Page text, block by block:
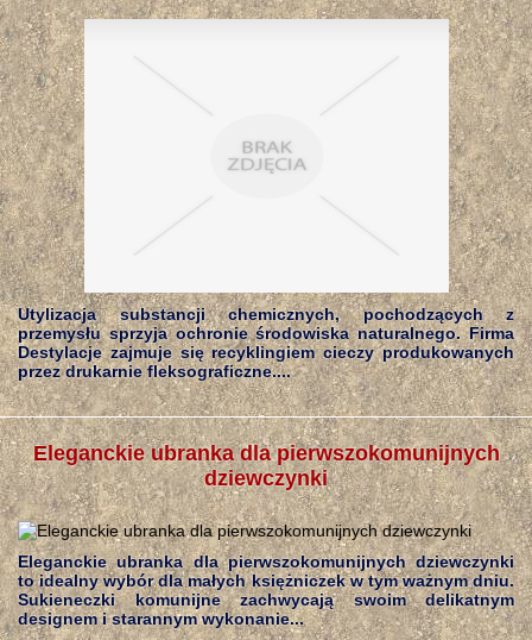
Utylizacja substancji chemicznych, pochodzących z
przemysłu sprzyja ochronie środowiska naturalnego. Firma
Destylacje zajmuje się recyklingiem cieczy produkowanych
przez drukarnie fleksograficzne....
Eleganckie ubranka dla pierwszokomunijnych
dziewczynki
Eleganckie ubranka dla pierwszokomunijnych dziewczynki
to idealny wybór dla małych księżniczek w tym ważnym dniu.
Sukieneczki komunijne zachwycają swoim delikatnym
designem i starannym wykonanie...